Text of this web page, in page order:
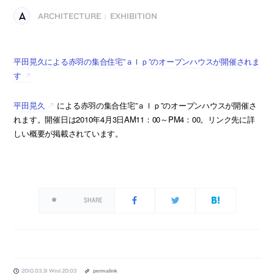
ARCHITECTURE EXHIBITION
平田晃久による赤羽の集合住宅”ａｌｐ”のオープンハウスが開催されま
す
平田晃久
による赤羽の集合住宅”ａｌｐ”のオープンハウスが開催さ
れます。開催日は2010年4月3日AM11：00～PM4：00。リンク先に詳
しい概要が掲載されています。
SHARE
2010.03.31 Wed 20:03 permalink